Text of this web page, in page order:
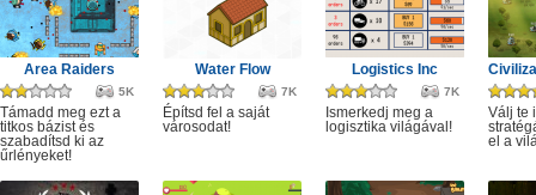
Area Raiders
5K
Támadd meg ezt a
titkos bázist és
szabadítsd ki az
űrlényeket!
Water Flow
7K
Építsd fel a saját
városodat!
Logistics Inc
7K
Ismerkedj meg a
logisztika világával!
Válj te
el a